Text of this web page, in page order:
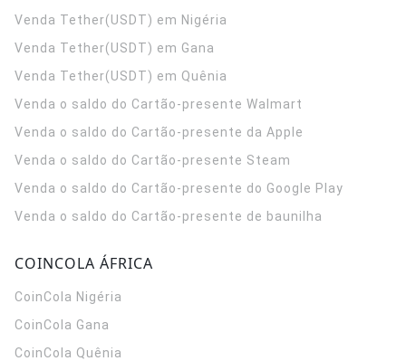
Venda Tether(USDT) em Nigéria
Venda Tether(USDT) em Gana
Venda Tether(USDT) em Quênia
Venda o saldo do Cartão-presente Walmart
Venda o saldo do Cartão-presente da Apple
Venda o saldo do Cartão-presente Steam
Venda o saldo do Cartão-presente do Google Play
Venda o saldo do Cartão-presente de baunilha
COINCOLA ÁFRICA
CoinCola Nigéria
CoinCola Gana
CoinCola Quênia